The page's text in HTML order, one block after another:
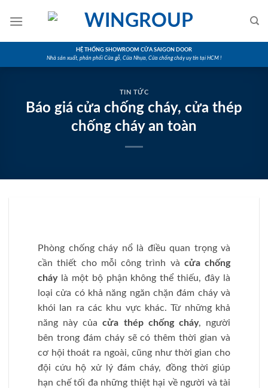
HỆ THỐNG SHOWROOM CỬA SAIGON DOOR
Nhà sản xuất, phân phối Cửa gỗ, Cửa Nhựa, Cửa chống cháy uy tín tại HCM !
TIN TỨC
Báo giá cửa chống cháy, cửa thép
chống cháy an toàn
Phòng chống cháy nổ là điều quan trọng và
cần thiết cho mỗi công trình và cửa chống
cháylà một bộ phận không thể thiếu, đây là
loại cửa có khả năng ngăn chặn đám cháy và
khói lan ra các khu vực khác. Từ những khả
năng này củacửa thép chống cháy, người
bên trong đám cháy sẽ có thêm thời gian và
cơ hội thoát ra ngoài, cũng như thời gian cho
đội cứu hộ xử lý đám cháy, đồng thời giúp
hạn chế tối đa những thiệt hại về người và tài